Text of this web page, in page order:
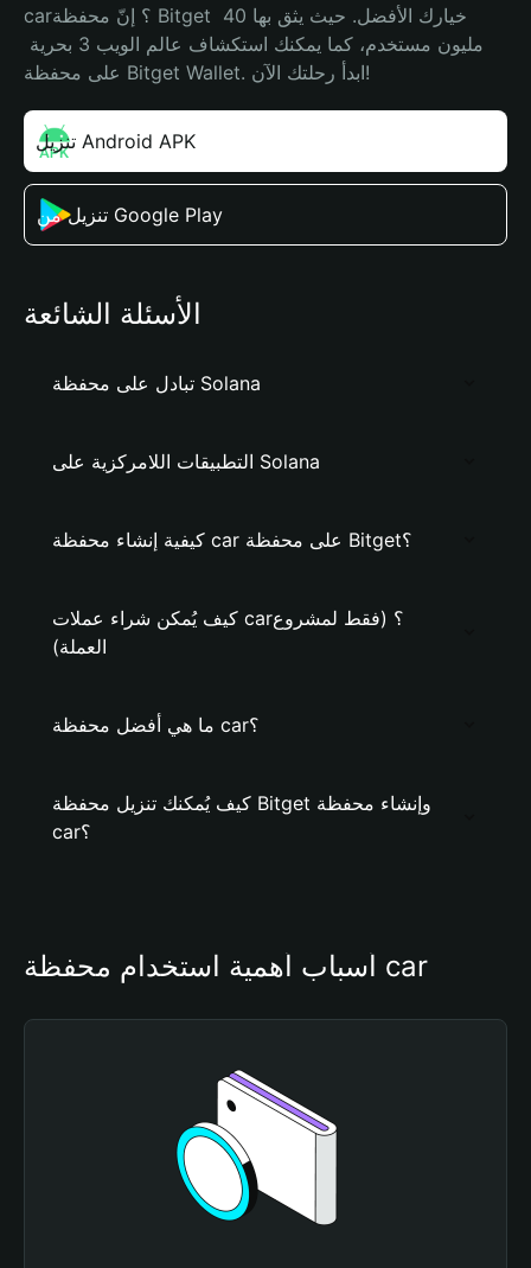
car؟ إنّ محفظة Bitget خيارك الأفضل. حيث يثق بها 40
على محفظة Bitget Wallet. ابدأ رحلتك الآن!
تنزيل Android APK
تنزيل من Google Play
الأسئلة الشائعة
تبادل على محفظة Solana
التطبيقات اللامركزية على Solana
كيفية إنشاء محفظة car على محفظة Bitget؟
كيف يُمكن شراء عملات car؟ (فقط لمشروع
العملة)
ما هي أفضل محفظة car؟
كيف يُمكنك تنزيل محفظة Bitget وإنشاء محفظة
car؟
أسباب أهمية استخدام محفظة car